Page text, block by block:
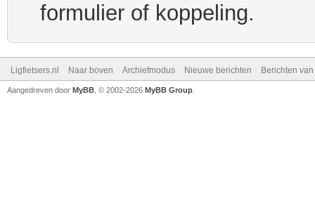
formulier of koppeling.
Ligfietsers.nl Naar boven Archiefmodus Nieuwe berichten Berichten
Aangedreven door MyBB , © 2002-2026 MyBB Group